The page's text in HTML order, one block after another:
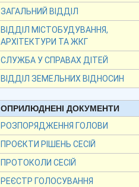
ЗАГАЛЬНИЙ ВІДДІЛ
ВІДДІЛ МІСТОБУДУВАННЯ,
АРХІТЕКТУРИ ТА ЖКГ
СЛУЖБА У СПРАВАХ ДІТЕЙ
ВІДДІЛ ЗЕМЕЛЬНИХ ВІДНОСИН
ОПРИЛЮДНЕНІ ДОКУМЕНТИ
РОЗПОРЯДЖЕННЯ ГОЛОВИ
ПРОЄКТИ РІШЕНЬ СЕСІЙ
ПРОТОКОЛИ СЕСІЙ
РЕЄСТР ГОЛОСУВАННЯ